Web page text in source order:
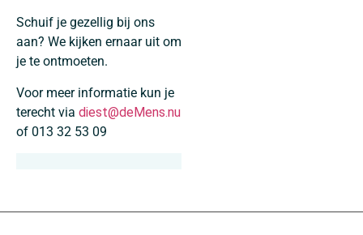
Schuif je gezellig bij ons
aan? We kijken ernaar uit om
je te ontmoeten.
Voor meer informatie kun je
terecht via diest@deMens.nu
of 013 32 53 09